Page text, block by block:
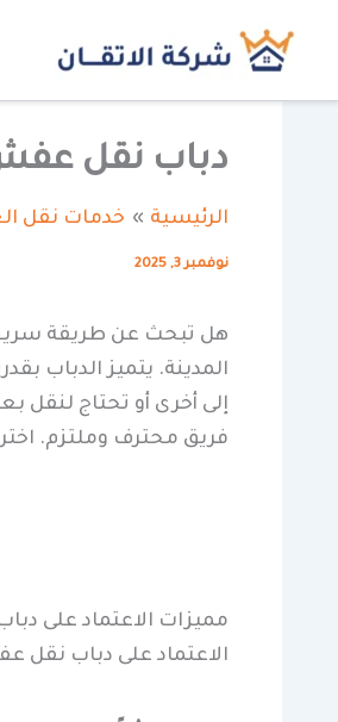
دباب نقل
الرئيسية خدمات نقل
نوفمبر 3, 2025
هل تبحث عن طريقة
المدينة. يتميز الدباب
إلى أخرى أو تحتاج لنقل
فريق محترف وملتزم.
مميزات الاعتماد على
الاعتماد على دباب